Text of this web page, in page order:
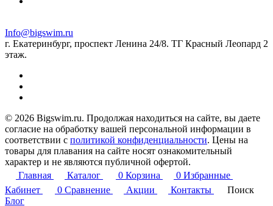
Info@bigswim.ru
г. Екатеринбург, проспект Ленина 24/8. ТГ Красный Леопард 2
этаж.
© 2026 Bigswim.ru. Продолжая находиться на сайте, вы даете
согласие на обработку вашей персональной информации в
соответствии с политикой конфиденциальности. Цены на
товары для плавания на сайте носят ознакомительный
характер и не являются публичной офертой.
Главная
Каталог 0 Корзина 0 Избранные
Кабинет
0 Сравнение Акции Контакты
Поиск
Блог